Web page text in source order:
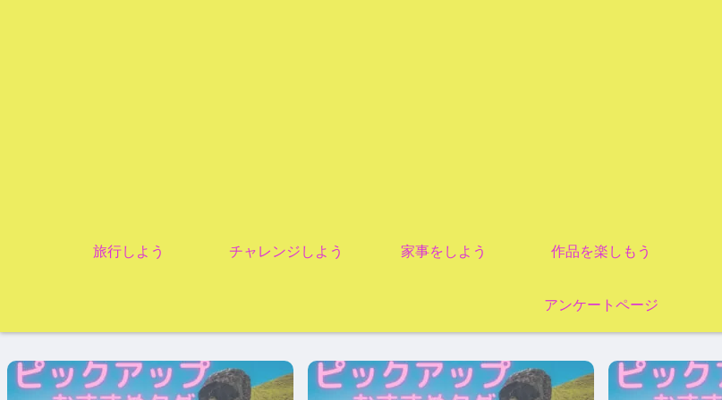
旅行しよう チャレンジしよう 家事をしよう 作品を楽しもう
アンケートページ